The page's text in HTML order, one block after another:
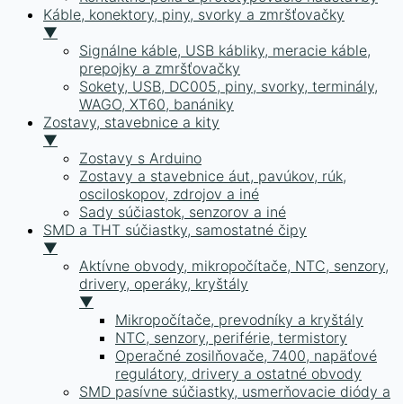
Káble, konektory, piny, svorky a zmršťovačky
▼
Signálne káble, USB kábliky, meracie káble,
prepojky a zmršťovačky
Sokety, USB, DC005, piny, svorky, terminály,
WAGO, XT60, banániky
Zostavy, stavebnice a kity
▼
Zostavy s Arduino
Zostavy a stavebnice áut, pavúkov, rúk,
osciloskopov, zdrojov a iné
Sady súčiastok, senzorov a iné
SMD a THT súčiastky, samostatné čipy
▼
Aktívne obvody, mikropočítače, NTC, senzory,
drivery, operáky, kryštály
▼
Mikropočítače, prevodníky a kryštály
NTC, senzory, periférie, termistory
Operačné zosilňovače, 7400, napäťové
regulátory, drivery a ostatné obvody
SMD pasívne súčiastky, usmerňovacie diódy a